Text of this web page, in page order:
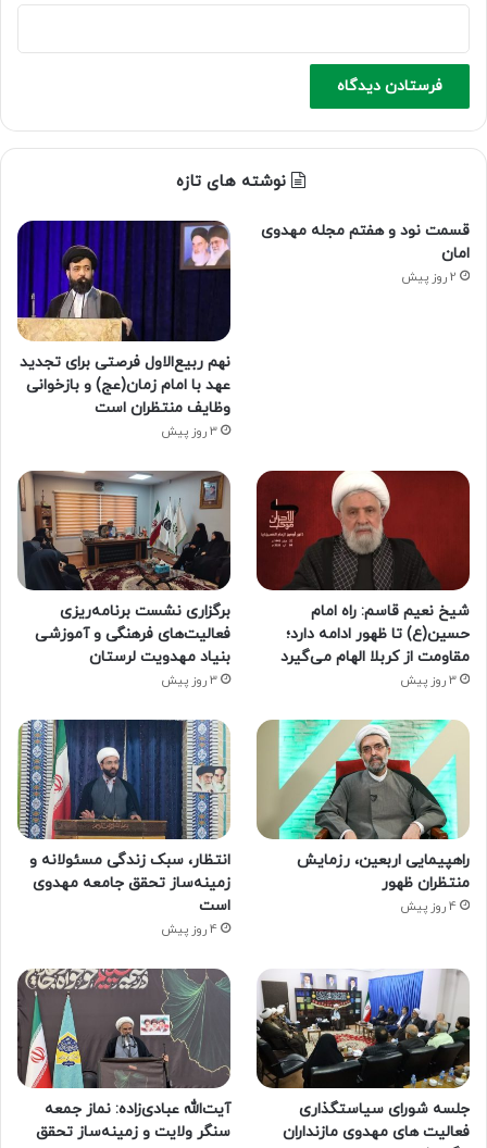
نوشته های تازه
قسمت نود و هفتم مجله مهدوی
امان
2 روز پیش
نهم ربیع‌الاول فرصتی برای تجدید
عهد با امام زمان(عج) و بازخوانی
وظایف منتظران است
3 روز پیش
شیخ نعیم قاسم: راه امام
حسین(ع) تا ظهور ادامه دارد؛
مقاومت از کربلا الهام می‌گیرد
3 روز پیش
برگزاری نشست برنامه‌ریزی
فعالیت‌های فرهنگی و آموزشی
بنیاد مهدویت لرستان
3 روز پیش
راهپیمایی اربعین، رزمایش
منتظران ظهور
4 روز پیش
انتظار، سبک زندگی مسئولانه و
زمینه‌ساز تحقق جامعه مهدوی
است
4 روز پیش
جلسه شورای سیاستگذاری
فعالیت های مهدوی مازنداران
آیت‌الله عبادی‌زاده: نماز جمعه
سنگر ولایت و زمینه‌ساز تحقق